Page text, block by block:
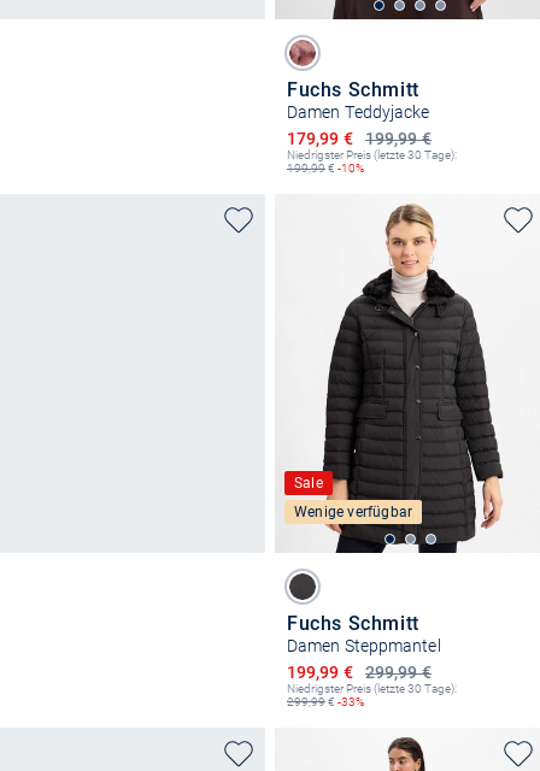
Fuchs Schmitt
Damen Teddyjacke
199,99 €
Ermäßigter Preis
179,99 €
Niedrigster Preis (letzte 30 Tage):
199,99€ -10%
Sale
Wenige verfügbar
Fuchs Schmitt
Damen Steppmantel
299,99 €
Ermäßigter Preis
199,99 €
Niedrigster Preis (letzte 30 Tage):
299,99€ -33%